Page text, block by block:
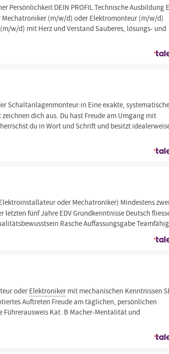
Persönlichkeit DEIN PROFIL Technische Ausbildung
(m/w/d) oder Elektromonteur (m/w/d)
w/d) mit Herz und Verstand Sauberes, lösungs- und
Schaltanlagenmonteur:in Eine exakte,
dich aus. Du hast Freude am Umgang mit
du in Wort und Schrift und besitzt
oder Mechatroniker) Mindestens
fünf Jahre EDV Grundkenntnisse Deutsch
Rasche Auffassungsgabe
oderElektronikermit mechanischen Kenntnissen
Auftreten Freude am täglichen, persönlichen
Kat. B Macher-Mentalität und